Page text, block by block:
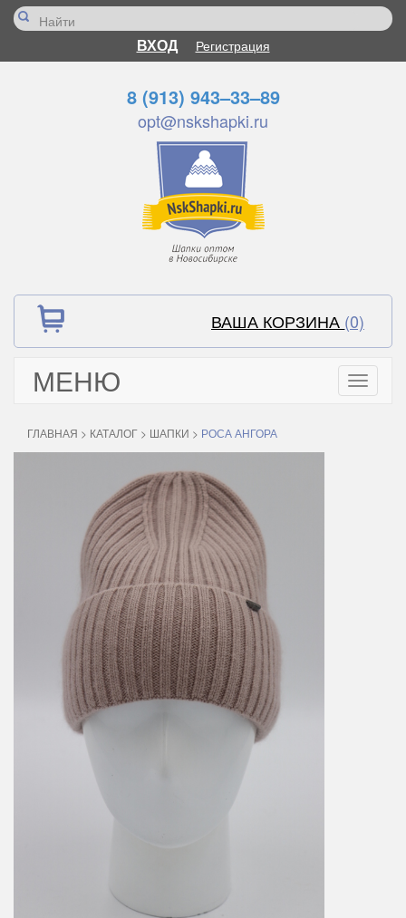
ВХОД Регистрация
8 (913) 943–33–89
opt@nskshapki.ru
ВАША КОРЗИНА (0)
МЕНЮ
Toggle
ГЛАВНАЯ > КАТАЛОГ > ШАПКИ > РОСА АНГОРА